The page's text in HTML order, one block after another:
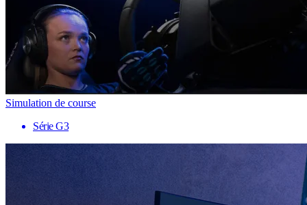
Simulation de course
Série G3